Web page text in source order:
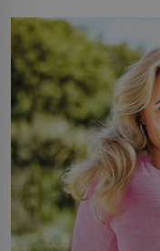
můžete obohatit své
větší harmonii a klid.